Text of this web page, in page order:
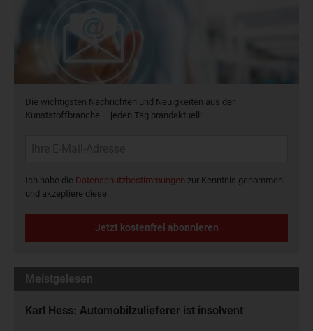
Die wichtigsten Nachrichten und Neuigkeiten aus der
Kunststoffbranche – jeden Tag brandaktuell!
Ich habe die Datenschutzbestimmungen zur Kenntnis genommen
und akzeptiere diese.
Jetzt kostenfrei abonnieren
Meistgelesen
Karl Hess: Automobilzulieferer ist insolvent